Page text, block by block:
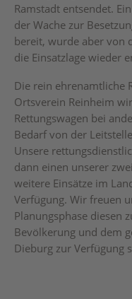
Ramstadt entsendet.
der Wache zur
bereit, wurde aber von
die Einsatzlage wieder
Die rein ehrenamtliche
Ortsverein Reinheim
Rettungswagen bei
Bedarf von der
Unsere
dann einen unserer
weitere Einsätze im
Verfügung. Wir freuen
Planungsphase diesen
Bevölkerung und dem
Dieburg zur Verfügung